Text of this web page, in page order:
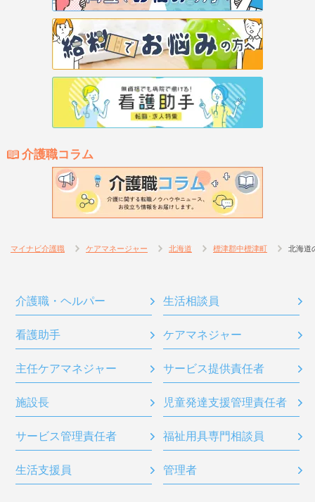
介護職コラム
マイナビ介護職 ケアマネージャー 北海道 標津郡中標津町 北海道
介護職・ヘルパー 生活相談員
看護助手 ケアマネジャー
主任ケアマネジャー サービス提供責任者
施設長 児童発達支援管理責任者
サービス管理責任者 福祉用具専門相談員
生活支援員 管理者